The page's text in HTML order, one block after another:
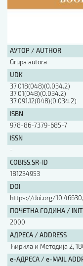
UDK
ISBN
ISSN
COBISS.SR-ID
DOI
АУТОР / AUTHOR
Grupa autora
UDK
37.018(048)(0.034.2)
37.01(048)(0.034.2)
37.091.12(048)(0.034.2)
ISBN
978-86-7379-685-7
ISSN
-
COBISS.SR-ID
181234953
DOI
https://doi.org/
ПОЧЕТНА ГОДИНА /
2000
АДРЕСА / ADDRESS
Ћирила и Методија 2,
е-АДРЕСА / e-MAIL